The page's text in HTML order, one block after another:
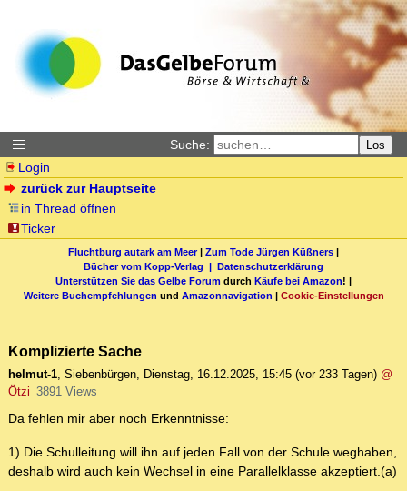
Suche: Los
Login
zurück zur Hauptseite
in Thread öffnen
Ticker
Fluchtburg autark am Meer| Zum Tode Jürgen Küßners |
Bücher vom Kopp-Verlag | Datenschutzerklärung
Unterstützen Sie das Gelbe Forum durch Käufe bei Amazon! |
Weitere Buchempfehlungen und Amazonnavigation | Cookie-Einstellungen
Komplizierte Sache
helmut-1, Siebenbürgen, Dienstag, 16.12.2025, 15:45 (vor 233 Tagen) @
Ötzi 3891 Views
Da fehlen mir aber noch Erkenntnisse:
1) Die Schulleitung will ihn auf jeden Fall von der Schule weghaben,
deshalb wird auch kein Wechsel in eine Parallelklasse akzeptiert.(a)